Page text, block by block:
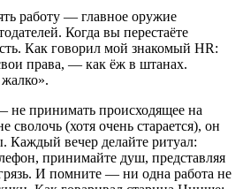
работу — главное оружие
Когда вы перестаёте
Как говорил мой знакомый HR:
права, — как ёж в штанах.
принимать происходящее на
(хотя очень старается), он
Каждый вечер делайте ритуал:
принимайте душ, представляя
И помните — ни одна работа не